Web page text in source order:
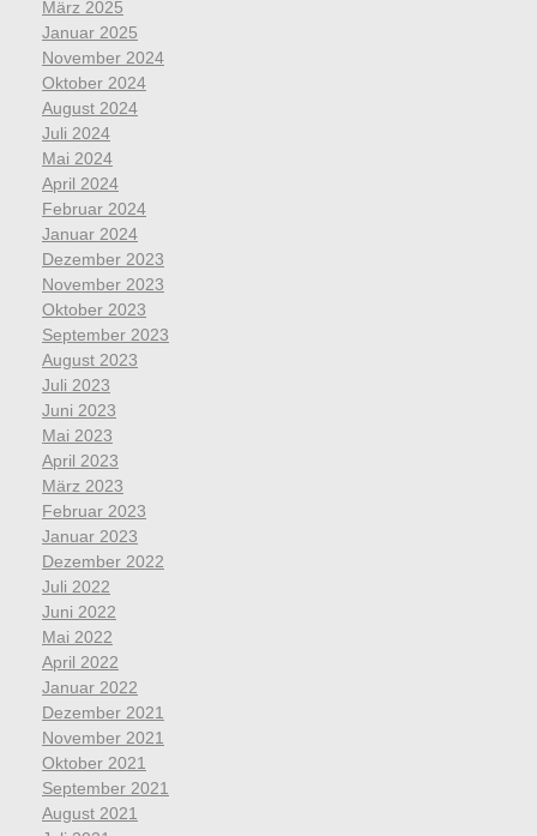
März 2025
Januar 2025
November 2024
Oktober 2024
August 2024
Juli 2024
Mai 2024
April 2024
Februar 2024
Januar 2024
Dezember 2023
November 2023
Oktober 2023
September 2023
August 2023
Juli 2023
Juni 2023
Mai 2023
April 2023
März 2023
Februar 2023
Januar 2023
Dezember 2022
Juli 2022
Juni 2022
Mai 2022
April 2022
Januar 2022
Dezember 2021
November 2021
Oktober 2021
September 2021
August 2021